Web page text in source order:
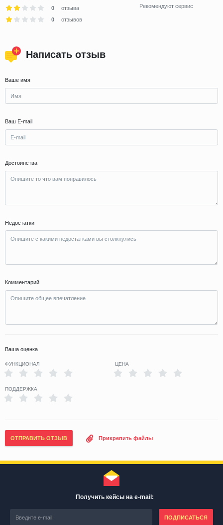
0
отзыва
0
отзывов
Рекомендуют сервис
Написать отзыв
Ваше имя
Ваш E-mail
Достоинства
Недостатки
Комментарий
Ваша оценка
ФУНКЦИОНАЛ ЦЕНА
ПОДДЕРЖКА
ОТПРАВИТЬ ОТЗЫВ Прикрепить файлы
Получить кейсы на e-mail:
ПОДПИСАТЬСЯ